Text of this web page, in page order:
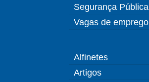
Segurança Pública
Vagas de emprego
Alfinetes
Artigos